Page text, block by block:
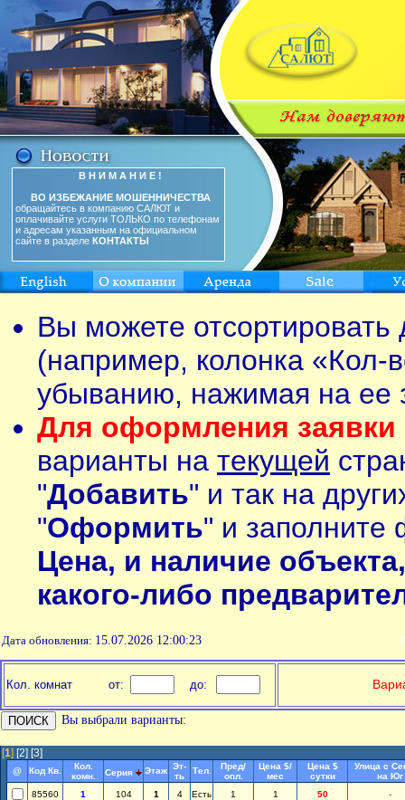
В Н И М А Н И Е !
ВО ИЗБЕЖАНИЕ МОШЕННИЧЕСТВА
обращайтесь в компанию САЛЮТ и
оплачивайте услуги ТОЛЬКО по телефонам
и адресам указанным на официальном
сайте в разделе КОНТАКТЫ
Вы можете
(например, колонка «Кол-
убыванию, нажимая на ее
Для оформления заявки
варианты на текущей
"Добавить" и так на
"Оформить" и заполните
Цена, и наличие
какого-либо
Дата обновления: 15.07.2026 12:00:23
Кол. комнат от: до:
Вы выбрали варианты:
[1] [2] [3]
@ Код Кв.
Кол.
комн.
Серия Этаж Эт-
ть
Тел.
Пред/
опл.
Цена $/
мес
Цена $
сутки
Улица с
на Юг
85560
1 104 1 4 Есть 1 1 50 -